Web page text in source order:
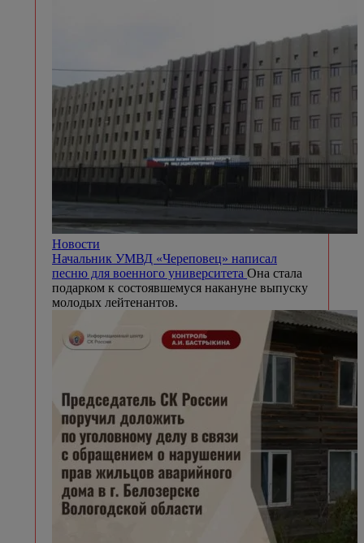
Новости
Начальник УМВД «Череповец» написал
песню для военного университета Она стала
подарком к состоявшемуся накануне выпуску
молодых лейтенантов.